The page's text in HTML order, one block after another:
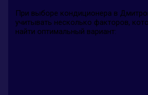
При выборе кондиционера в
учитывать несколько факторов,
найти оптимальный вариант: